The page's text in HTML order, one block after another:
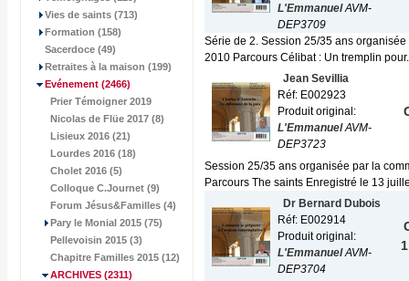
Vies de saints (713)
Formation (158)
Sacerdoce (49)
Retraites à la maison (199)
Evénement (2466)
Prier Témoigner 2019
Nicolas de Flüe 2017 (8)
Lisieux 2016 (21)
Lourdes 2016 (18)
Cholet 2016 (5)
Colloque C.Journet (9)
Forum Jésus&Familles (4)
Pary le Monial 2015 (75)
Pellevoisin 2015 (3)
Chapitre Familles 2015 (12)
ARCHIVES (2311)
L'EmmanuelAVM-
DEP3709
Série de 2. Session 25/35 ans
2010 Parcours Célibat : Un tremplin
Jean Sevillia
Réf: E002923
Produit original:
L'EmmanuelAVM-
DEP3723
Session 25/35 ans organisée par la
Parcours The saints Enregistré le 13
Dr Bernard Dubois
Réf: E002914
Produit original:
L'EmmanuelAVM-
DEP3704